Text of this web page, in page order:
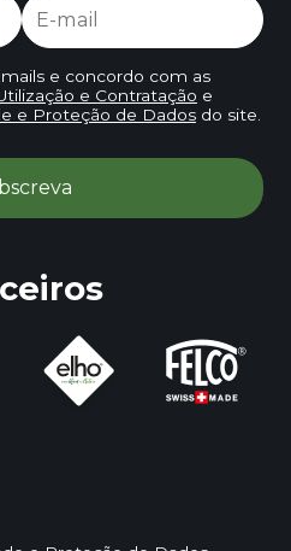
e concordo com as
e Contratação e
e Proteção de Dadosdo site.